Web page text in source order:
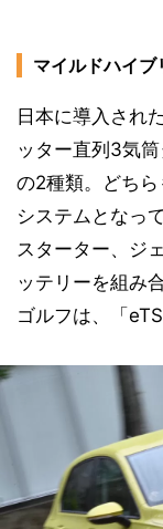
マイルドハイ
日本に導入され
ッター直列3気
の2種類。どち
システムとなっ
スターター、ジ
ッテリーを組み
ゴルフは、「